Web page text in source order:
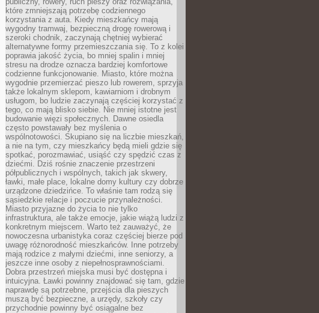
które zmniejszają potrzebę codziennego
korzystania z auta. Kiedy mieszkańcy mają
wygodny tramwaj, bezpieczną drogę rowerową i
szeroki chodnik, zaczynają chętniej wybierać
alternatywne formy przemieszczania się. To z kolei
poprawia jakość życia, bo mniej spalin i mniej
stresu na drodze oznacza bardziej komfortowe
codzienne funkcjonowanie. Miasto, które można
wygodnie przemierzać pieszo lub rowerem, sprzyja
także lokalnym sklepom, kawiarniom i drobnym
usługom, bo ludzie zaczynają częściej korzystać z
tego, co mają blisko siebie. Nie mniej istotne jest
budowanie więzi społecznych. Dawne osiedla
często powstawały bez myślenia o
wspólnotowości. Skupiano się na liczbie mieszkań,
a nie na tym, czy mieszkańcy będą mieli gdzie się
spotkać, porozmawiać, usiąść czy spędzić czas z
dziećmi. Dziś rośnie znaczenie przestrzeni
półpublicznych i wspólnych, takich jak skwery,
ławki, małe place, lokalne domy kultury czy dobrze
urządzone dziedzińce. To właśnie tam rodzą się
sąsiedzkie relacje i poczucie przynależności.
Miasto przyjazne do życia to nie tylko
infrastruktura, ale także emocje, jakie wiążą ludzi z
konkretnym miejscem. Warto też zauważyć, że
nowoczesna urbanistyka coraz częściej bierze pod
uwagę różnorodność mieszkańców. Inne potrzeby
mają rodzice z małymi dziećmi, inne seniorzy, a
jeszcze inne osoby z niepełnosprawnościami.
Dobra przestrzeń miejska musi być dostępna i
intuicyjna. Ławki powinny znajdować się tam, gdzie
naprawdę są potrzebne, przejścia dla pieszych
muszą być bezpieczne, a urzędy, szkoły czy
przychodnie powinny być osiągalne bez